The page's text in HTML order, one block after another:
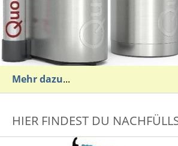
Mehr dazu...
HIER FINDEST DU